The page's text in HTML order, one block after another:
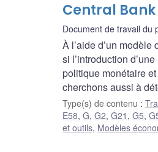
Central
Document de travail du
À l’aide d’un
si l’introduction
politique monétaire
cherchons aussi à
Type(s) de contenu :
E58, G, G2, G21 , G5,
et outils, Modèles